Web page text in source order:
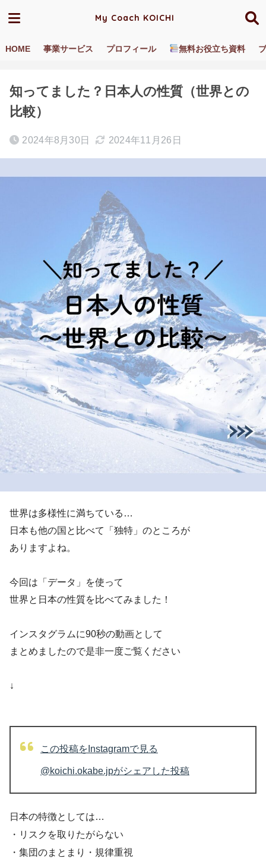
My Coach KOICHI
HOME 事業サービス プロフィール 無料お役立ち資料
ホーム ブログ／動画 異文化適応
知ってました？日本人の性質（世界との
比較）
2024年8月30日 2024年11月26日
世界は多様性に満ちている…
日本も他の国と比べて「独特」のところが
ありますよね。
今回は「データ」を使って
世界と日本の性質を比べてみました！
インスタグラムに90秒の動画として
まとめましたので是非一度ご覧ください
↓
この投稿をInstagramで見る
@koichi.okabe.jpがシェアした投稿
日本の特徴としては…
・リスクを取りたがらない
・集団のまとまり・規律重視